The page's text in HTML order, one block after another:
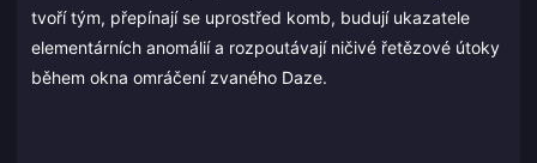
tvoří tým, přepínají se uprostřed komb, budují ukazatele
elementárních anomálií a rozpoutávají ničivé řetězové útoky
během okna omráčení zvaného Daze.